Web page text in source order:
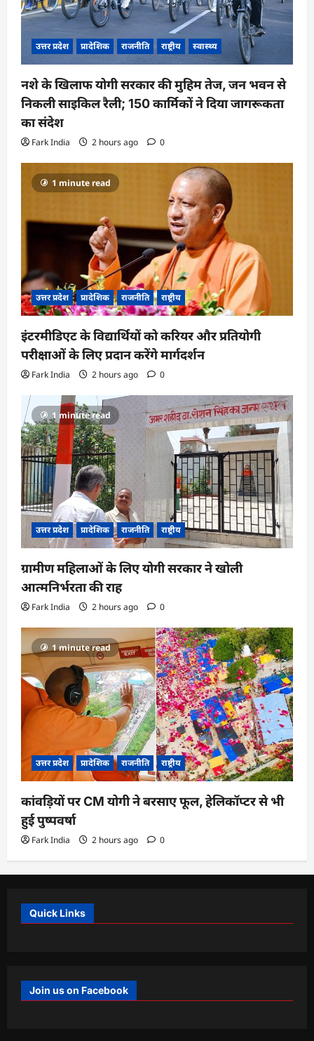
उत्तर प्रदेश प्रादेशिक राजनीति राष्ट्रीय स्वास्थ्य
नशे के खिलाफ योगी सरकार की मुहिम तेज, जन भवन से
निकली साइकिल रैली; 150 कार्मिकों ने दिया जागरूकता
का संदेश
Fark India 2 hours ago 0
1 minute read
उत्तर प्रदेश प्रादेशिक राजनीति राष्ट्रीय
इंटरमीडिएट के विद्यार्थियों को करियर और प्रतियोगी
परीक्षाओं के लिए प्रदान करेंगे मार्गदर्शन
Fark India 2 hours ago 0
1 minute read
उत्तर प्रदेश प्रादेशिक राजनीति राष्ट्रीय
ग्रामीण महिलाओं के लिए योगी सरकार ने खोली
आत्मनिर्भरता की राह
Fark India 2 hours ago 0
1 minute read
उत्तर प्रदेश प्रादेशिक राजनीति राष्ट्रीय
कांवड़ियों पर CM योगी ने बरसाए फूल, हेलिकॉप्टर से भी
हुई पुष्पवर्षा
Fark India 2 hours ago 0
Quick Links
Join us on Facebook